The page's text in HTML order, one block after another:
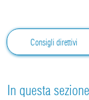
Consigli direttivi
In questa